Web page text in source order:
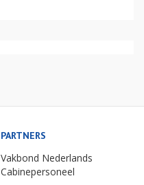
PARTNERS
Vakbond Nederlands
Cabinepersoneel